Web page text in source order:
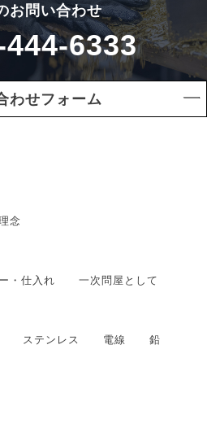
お問い合わせ
444-6333
わせフォーム
念
・仕入れ 一次問屋として
ステンレス 電線 鉛